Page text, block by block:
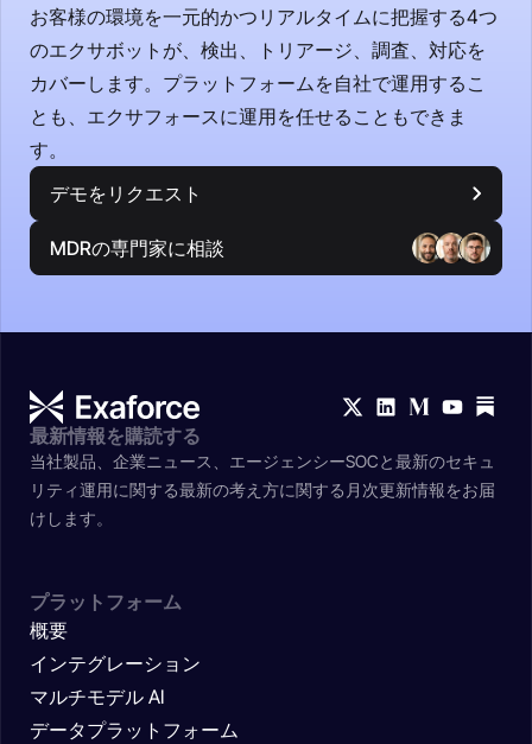
お客様の環境を一元的かつリアルタイムに把握する4つ
のエクサボットが、検出、トリアージ、調査、対応を
カバーします。プラットフォームを自社で運用するこ
とも、エクサフォースに運用を任せることもできま
す。
デモをリクエスト
MDRの専門家に相談
最新情報を購読する
当社製品、企業ニュース、エージェンシーSOCと最新のセキュ
リティ運用に関する最新の考え方に関する月次更新情報をお届
けします。
プラットフォーム
概要
インテグレーション
マルチモデル AI
データプラットフォーム